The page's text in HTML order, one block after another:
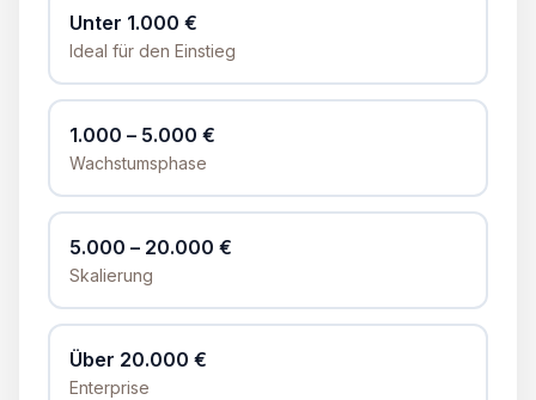
Unter 1.000 €
Ideal für den Einstieg
1.000 – 5.000 €
Wachstumsphase
5.000 – 20.000 €
Skalierung
Über 20.000 €
Enterprise